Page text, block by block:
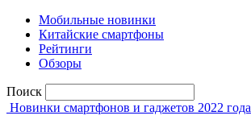
Мобильные новинки
Китайские смартфоны
Рейтинги
Обзоры
Поиск
Новинки смартфонов и гаджетов 2022 года